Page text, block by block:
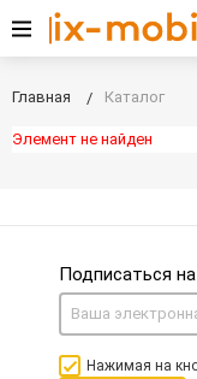
Главная Каталог
Элемент не найден
Подписаться
Нажимая на